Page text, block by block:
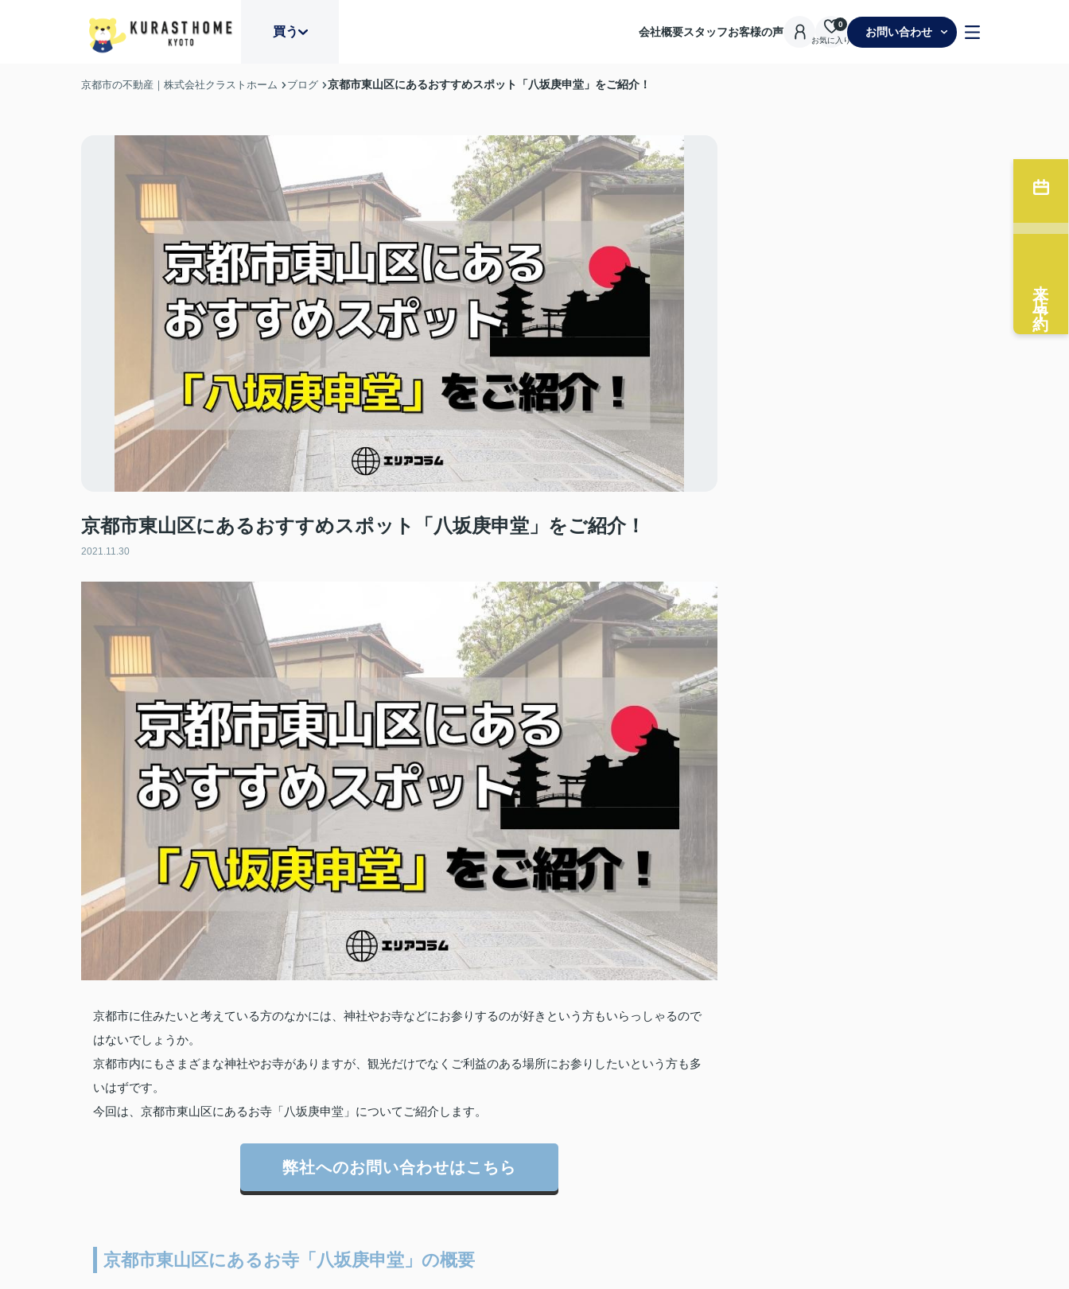
買う 会社概要スタッフお客様の声
お気に入り
0
お問い合わせ
京都市の不動産｜株式会社クラストホーム ブログ 京都市東山区にあるおすすめスポット「八坂庚申堂」をご紹介！
京都市東山区にあるおすすめスポット「八坂庚申堂」をご紹介！
2021.11.30
京都市に住みたいと考えている方のなかには、神社やお寺などにお参りするのが好きという方もいらっしゃるので
はないでしょうか。
京都市内にもさまざまな神社やお寺がありますが、観光だけでなくご利益のある場所にお参りしたいという方も多
いはずです。
今回は、京都市東山区にあるお寺「八坂庚申堂」についてご紹介します。
弊社へのお問い合わせはこちら
京都市東山区にあるお寺「八坂庚申堂」の概要
来店予約